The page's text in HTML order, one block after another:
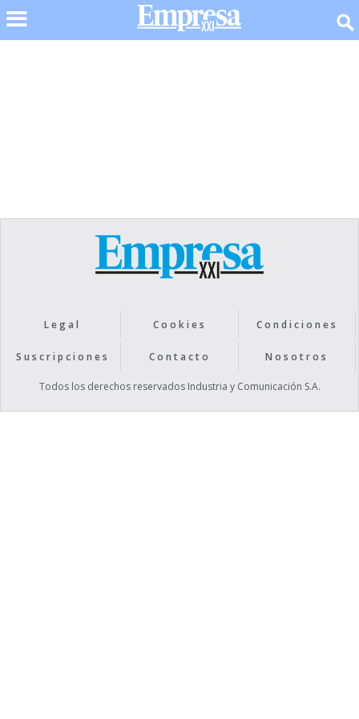
Legal Cookies Condiciones
Suscripciones Contacto Nosotros
Todos los derechos reservados Industria y Comunicación S.A.